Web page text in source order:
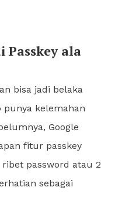
Passkey ala
bisa jadi belaka
punya kelemahan
Google
fitur passkey
password atau 2
sebagai